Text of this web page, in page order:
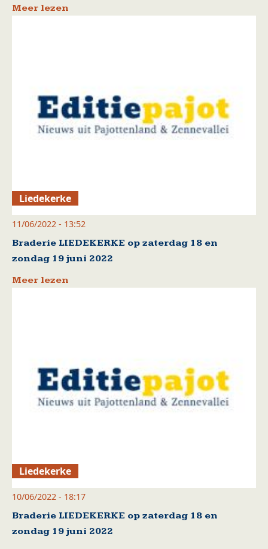
Meer lezen
Liedekerke
11/06/2022 - 13:52
Braderie LIEDEKERKE op zaterdag 18 en
zondag 19 juni 2022
Meer lezen
Liedekerke
10/06/2022 - 18:17
Braderie LIEDEKERKE op zaterdag 18 en
zondag 19 juni 2022